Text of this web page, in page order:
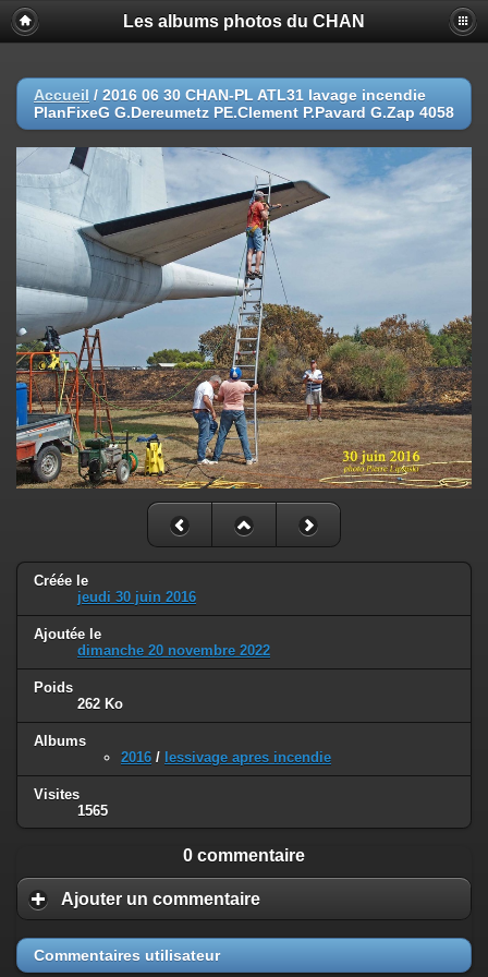
Les albums photos du CHAN
Accueil / 2016 06 30 CHAN-PL ATL31 lavage incendie
PlanFixeG G.Dereumetz PE.Clement P.Pavard G.Zap 4058
Créée le
jeudi 30 juin 2016
Ajoutée le
dimanche 20 novembre 2022
Poids
262 Ko
Albums
2016 / lessivage apres incendie
Visites
1565
0 commentaire
Ajouter un commentaire
Commentaires utilisateur